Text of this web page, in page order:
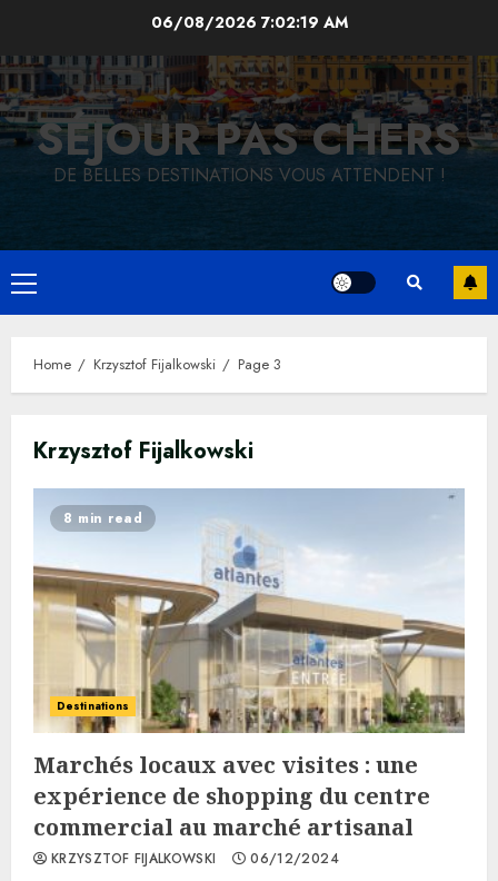
content
06/08/2026 7:02:20 AM
SÉJOUR PAS CHERS
DE BELLES DESTINATIONS VOUS ATTENDENT !
Primary
Menu
Home Krzysztof Fijalkowski Page 3
Krzysztof Fijalkowski
8 min read
Destinations
Marchés locaux avec visites : une
expérience de shopping du centre
commercial au marché artisanal
KRZYSZTOF FIJALKOWSKI 06/12/2024